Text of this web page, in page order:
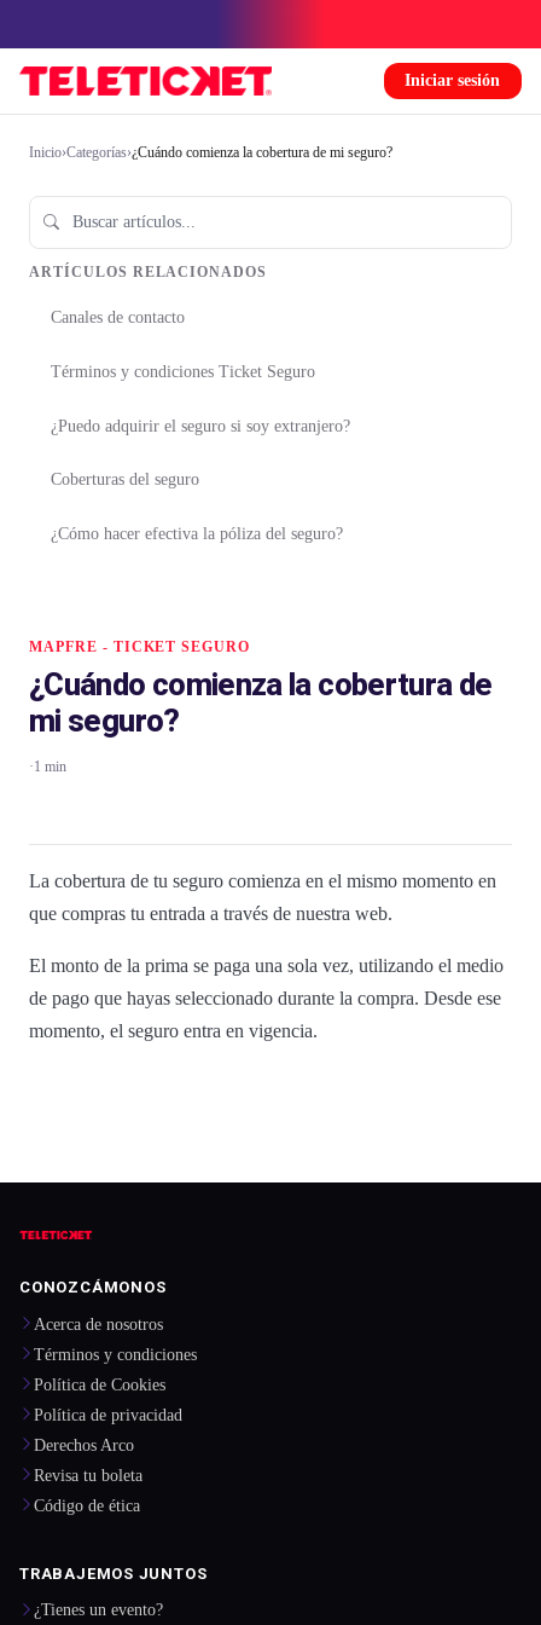
Iniciar sesión
Inicio›Categorías›¿Cuándo comienza la cobertura de mi seguro?
ARTÍCULOS RELACIONADOS
Canales de contacto
Términos y condiciones Ticket Seguro
¿Puedo adquirir el seguro si soy extranjero?
Coberturas del seguro
¿Cómo hacer efectiva la póliza del seguro?
MAPFRE - TICKET SEGURO
¿Cuándo comienza la cobertura de
mi seguro?
·1 min
La cobertura de tu seguro comienza en el mismo momento en
que compras tu entrada a través de nuestra web.
El monto de la prima se paga una sola vez, utilizando el medio
de pago que hayas seleccionado durante la compra. Desde ese
momento, el seguro entra en vigencia.
CONOZCÁMONOS
Acerca de nosotros
Términos y condiciones
Política de Cookies
Política de privacidad
Derechos Arco
Revisa tu boleta
Código de ética
TRABAJEMOS JUNTOS
¿Tienes un evento?